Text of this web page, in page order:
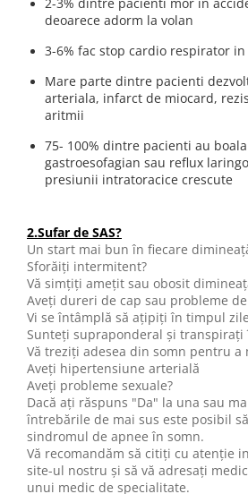
deoarece adorm la volan
3-6% fac stop cardio respirator in
Mare parte dintre pacienti
arteriala, infarct de miocard,
aritmii
75- 100% dintre pacienti au
gastroesofagian sau reflux
presiunii intratoracice crescute
2.Sufar de SAS?
Un start mai bun în fiecare
Sforăiţi intermitent?
Vă simţiţi ameţit sau obosit
Aveţi dureri de cap sau probleme
Vi se întâmplă să aţipiţi în timpul
Sunteţi supraponderal şi transpiraţi
Vă treziţi adesea din somn pentru a
Aveţi hipertensiune arterială
Aveţi probleme sexuale?
Dacă aţi răspuns "Da" la una sau
întrebările de mai sus este posibil
sindromul de apnee în somn.
Vă recomandăm să citiţi cu atenţie
site-ul nostru şi să vă adresaţi
unui medic de specialitate.